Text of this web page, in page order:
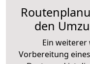
den
Ein
Vorbereitung